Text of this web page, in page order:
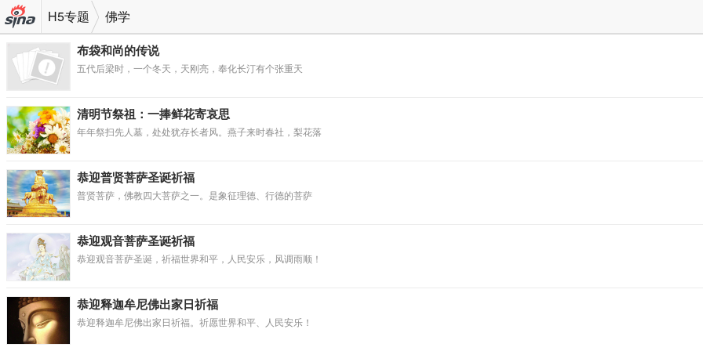
机新
浪网
H5专题 佛学
布袋和尚的传说
五代后梁时，一个冬天，天刚亮，奉化长汀有个张重天
清明节祭祖：一捧鲜花寄哀思
年年祭扫先人墓，处处犹存长者风。燕子来时春社，梨花落
恭迎普贤菩萨圣诞祈福
普贤菩萨，佛教四大菩萨之一。是象征理德、行德的菩萨
恭迎观音菩萨圣诞祈福
恭迎观音菩萨圣诞，祈福世界和平，人民安乐，风调雨顺！
恭迎释迦牟尼佛出家日祈福
恭迎释迦牟尼佛出家日祈福。祈愿世界和平、人民安乐！